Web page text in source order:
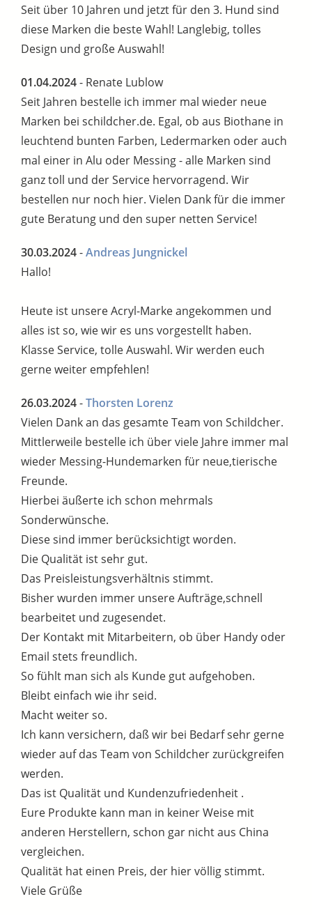
Seit über 10 Jahren und jetzt für den 3. Hund sind
diese Marken die beste Wahl! Langlebig, tolles
Design und große Auswahl!
01.04.2024- Renate Lublow
Seit Jahren bestelle ich immer mal wieder neue
Marken bei schildcher.de. Egal, ob aus Biothane in
leuchtend bunten Farben, Ledermarken oder auch
mal einer in Alu oder Messing - alle Marken sind
ganz toll und der Service hervorragend. Wir
bestellen nur noch hier. Vielen Dank für die immer
gute Beratung und den super netten Service!
30.03.2024-Andreas Jungnickel
Hallo!
Heute ist unsere Acryl-Marke angekommen und
alles ist so, wie wir es uns vorgestellt haben.
Klasse Service, tolle Auswahl. Wir werden euch
gerne weiter empfehlen!
26.03.2024-Thorsten Lorenz
Vielen Dank an das gesamte Team von Schildcher.
Mittlerweile bestelle ich über viele Jahre immer mal
wieder Messing-Hundemarken für neue,tierische
Freunde.
Hierbei äußerte ich schon mehrmals
Sonderwünsche.
Diese sind immer berücksichtigt worden.
Die Qualität ist sehr gut.
Das Preisleistungsverhältnis stimmt.
Bisher wurden immer unsere Aufträge,schnell
bearbeitet und zugesendet.
Der Kontakt mit Mitarbeitern, ob über Handy oder
Email stets freundlich.
So fühlt man sich als Kunde gut aufgehoben.
Bleibt einfach wie ihr seid.
Macht weiter so.
Ich kann versichern, daß wir bei Bedarf sehr gerne
wieder auf das Team von Schildcher zurückgreifen
werden.
Das ist Qualität und Kundenzufriedenheit .
Eure Produkte kann man in keiner Weise mit
anderen Herstellern, schon gar nicht aus China
vergleichen.
Qualität hat einen Preis, der hier völlig stimmt.
Viele Grüße